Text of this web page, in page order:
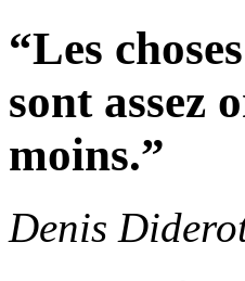
“Les
sont assez
moins.”
Denis